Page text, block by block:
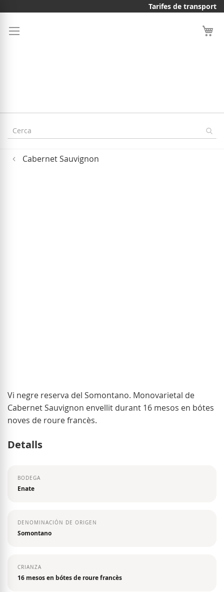
Content
Tarifes de transport
Cabernet Sauvignon
Skip
to
the
of
gallery
Vi negre reserva del Somontano. Monovarietal de
Cabernet Sauvignon envellit durant 16 mesos en bótes
noves de roure francès.
Detalls
BODEGA
Enate
DENOMINACIÓN DE ORIGEN
Somontano
CRIANZA
16 mesos en bótes de roure francès